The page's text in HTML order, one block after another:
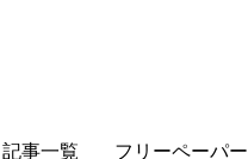
記事一覧 フリーペーパー